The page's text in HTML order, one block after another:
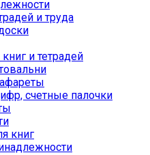
и труда
и тетрадей
счетные палочки
книг